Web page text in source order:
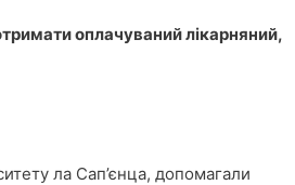
оплачуваний лікарняний,
ла Сап’єнца, допомагали